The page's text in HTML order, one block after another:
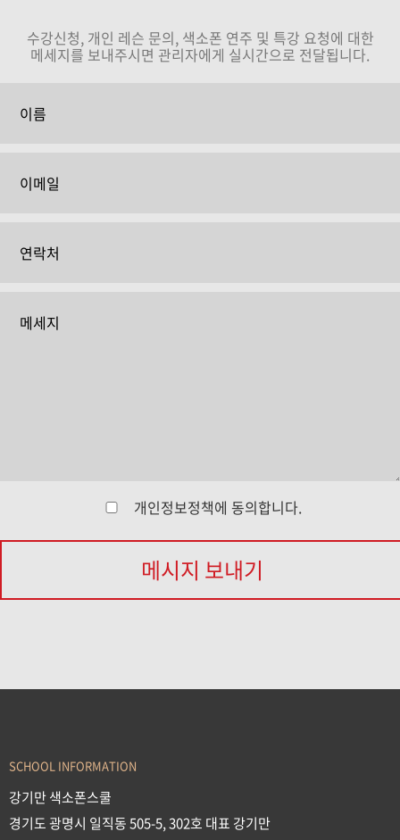
수강신청, 개인 레슨 문의, 색소폰 연주 및 특강 요청에 대한
메세지를 보내주시면 관리자에게 실시간으로 전달됩니다.
개인정보정책에 동의합니다.
메시지 보내기
SCHOOL INFORMATION
강기만 색소폰스쿨
경기도 광명시 일직동 505-5, 302호 대표 강기만